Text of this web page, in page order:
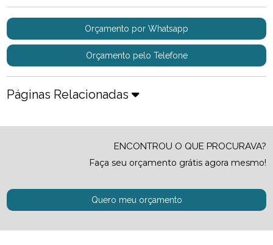
Orçamento por Whatsapp
Orçamento pelo Telefone
Páginas Relacionadas
ENCONTROU O QUE PROCURAVA?
Faça seu orçamento grátis agora mesmo!
Quero meu orçamento